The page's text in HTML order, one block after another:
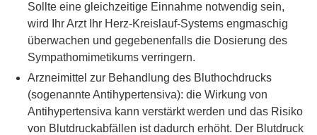
Sollte eine gleichzeitige Einnahme notwendig sein,
wird Ihr Arzt Ihr Herz-Kreislauf-Systems engmaschig
überwachen und gegebenenfalls die Dosierung des
Sympathomimetikums verringern.
Arzneimittel zur Behandlung des Bluthochdrucks
(sogenannte Antihypertensiva): die Wirkung von
Antihypertensiva kann verstärkt werden und das Risiko
von Blutdruckabfällen ist dadurch erhöht. Der Blutdruck